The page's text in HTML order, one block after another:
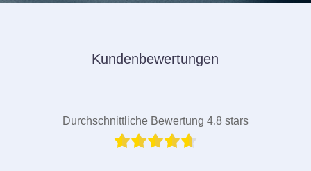
Kundenbewertungen
Durchschnittliche Bewertung 4.8 stars